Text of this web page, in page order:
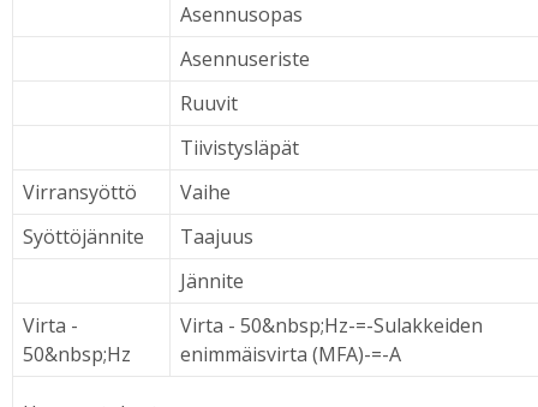
Asennusopas
Asennuseriste
Ruuvit
Tiivistysläpät
Virransyöttö
Vaihe
Syöttöjännite
Taajuus
Jännite
Virta -
50&nbsp;Hz
Virta - 50&nbsp;Hz-=-Sulakkeiden
enimmäisvirta (MFA)-=-A